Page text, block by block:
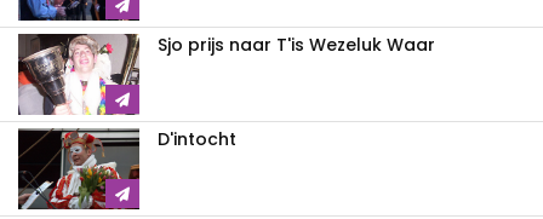
Sjo prijs naar T'is Wezeluk Waar
D'intocht